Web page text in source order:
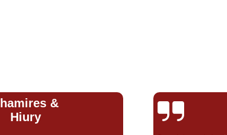
Natalia
Romeiro